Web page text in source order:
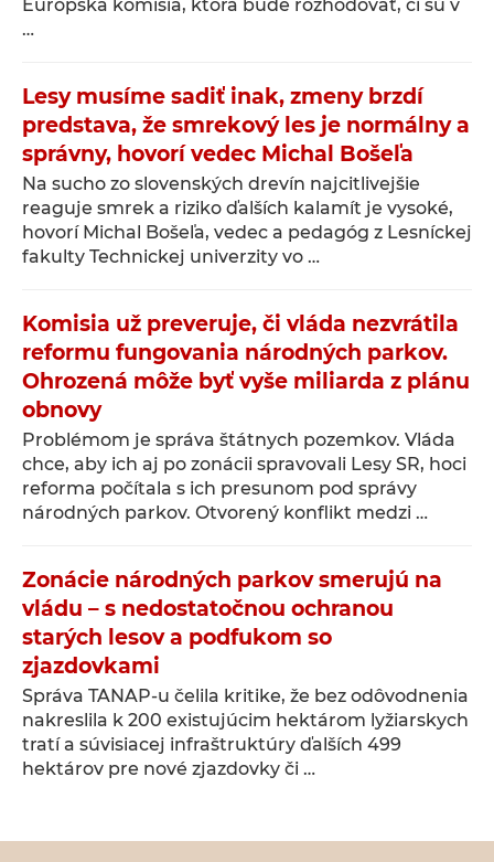
Európska komisia, ktorá bude rozhodovať, či sú v
…
Lesy musíme sadiť inak, zmeny brzdí
predstava, že smrekový les je normálny a
správny, hovorí vedec Michal Bošeľa
Na sucho zo slovenských drevín najcitlivejšie
reaguje smrek a riziko ďalších kalamít je vysoké,
hovorí Michal Bošeľa, vedec a pedagóg z Lesníckej
fakulty Technickej univerzity vo …
Komisia už preveruje, či vláda nezvrátila
reformu fungovania národných parkov.
Ohrozená môže byť vyše miliarda z plánu
obnovy
Problémom je správa štátnych pozemkov. Vláda
chce, aby ich aj po zonácii spravovali Lesy SR, hoci
reforma počítala s ich presunom pod správy
národných parkov. Otvorený konflikt medzi …
Zonácie národných parkov smerujú na
vládu – s nedostatočnou ochranou
starých lesov a podfukom so
zjazdovkami
Správa TANAP-u čelila kritike, že bez odôvodnenia
nakreslila k 200 existujúcim hektárom lyžiarskych
tratí a súvisiacej infraštruktúry ďalších 499
hektárov pre nové zjazdovky či …